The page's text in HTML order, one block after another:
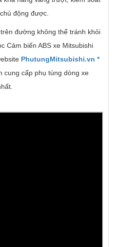
động được.
đường không thể tránh khỏi
Cảm biến ABS xe Mitsubishi
PhutungMitsubishi.vn *
cung cấp phụ tùng dòng xe